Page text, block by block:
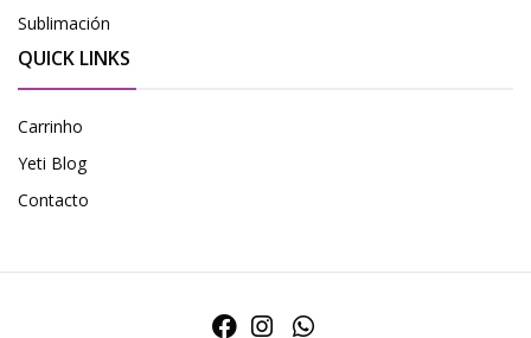
Sublimación
QUICK LINKS
Carrinho
Yeti Blog
Contacto